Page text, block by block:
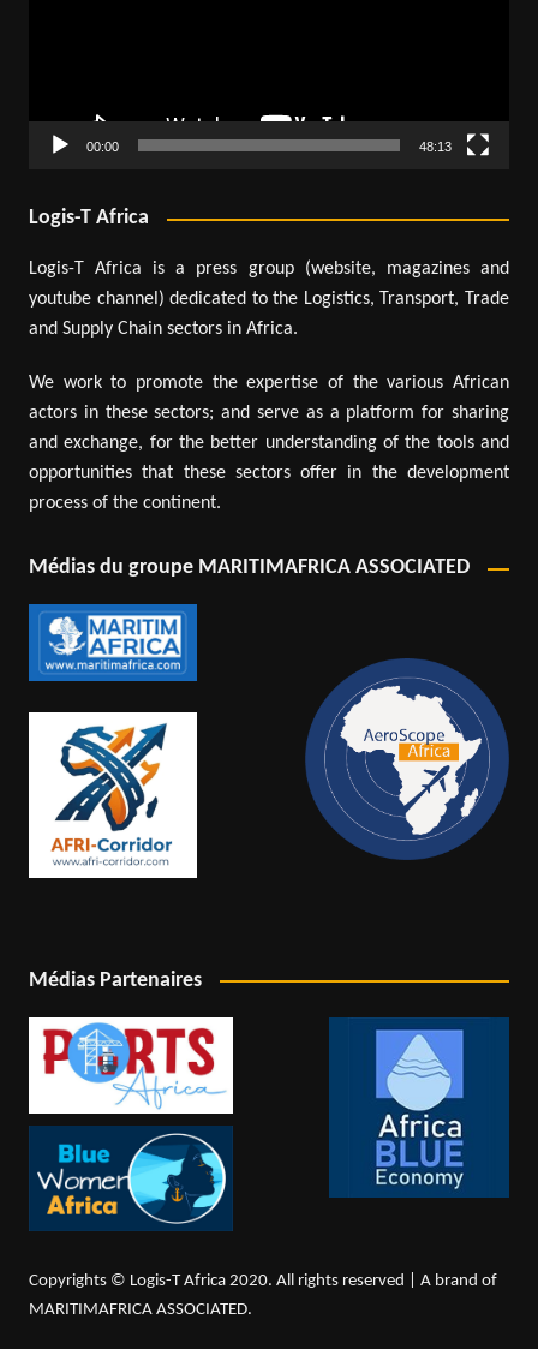
00:00 48:13
Logis-T Africa
Logis-T Africa is a press group (website, magazines and
youtube channel) dedicated to the Logistics, Transport, Trade
and Supply Chain sectors in Africa.
We work to promote the expertise of the various African
actors in these sectors; and serve as a platform for sharing
and exchange, for the better understanding of the tools and
opportunities that these sectors offer in the development
process of the continent.
Médias du groupe MARITIMAFRICA ASSOCIATED
Médias Partenaires
Copyrights © Logis-T Africa 2020. All rights reserved | A brand of
MARITIMAFRICA ASSOCIATED.